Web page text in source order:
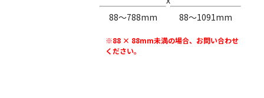
88〜788mm
88〜1091mm
※88 × 88mm未満の場合、お問い合わせ
ください。